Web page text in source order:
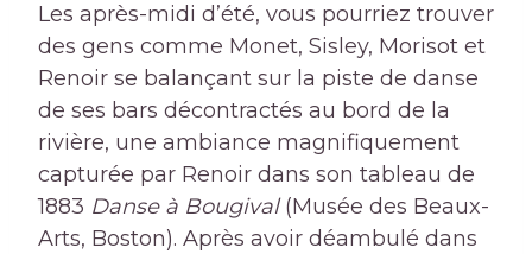
Les après-midi d’été, vous pourriez trouver
des gens comme Monet, Sisley, Morisot et
Renoir se balançant sur la piste de danse
de ses bars décontractés au bord de la
rivière, une ambiance magnifiquement
capturée par Renoir dans son tableau de
1883 Danse à Bougival(Musée des Beaux-
Arts, Boston). Après avoir déambulé dans